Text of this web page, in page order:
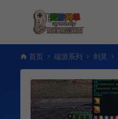
首页 端游系列 剑灵